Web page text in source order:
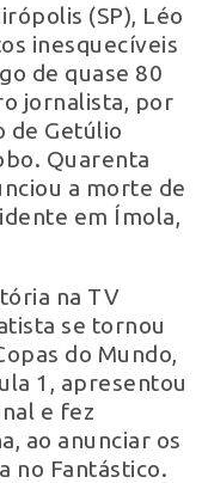
(SP), Léo
inesquecíveis
de quase 80
jornalista, por
de Getúlio
Quarenta
a morte de
em Ímola,
na TV
se tornou
do Mundo,
1, apresentou
e fez
ao anunciar os
no Fantástico.